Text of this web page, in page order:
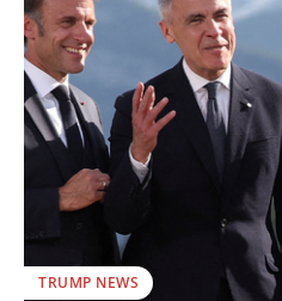
TRUMP NEWS